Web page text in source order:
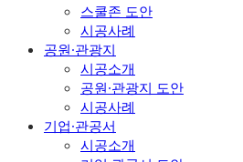
스쿨존 도안
시공사례
공원·관광지
시공소개
공원·관광지 도안
시공사례
기업·관공서
시공소개